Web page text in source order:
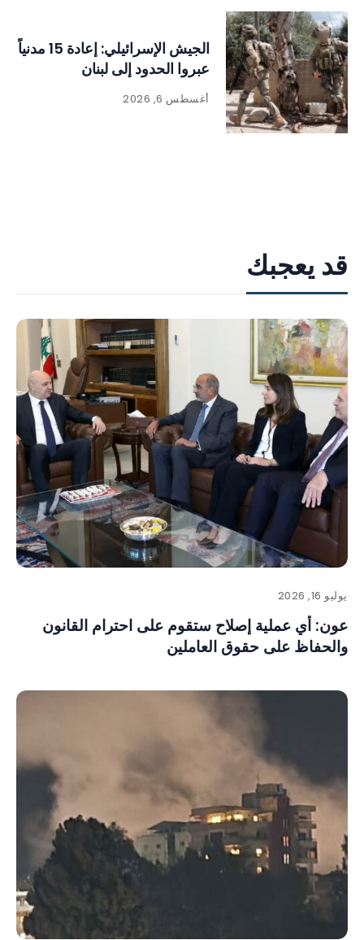
الجيش الإسرائيلي: إعادة 15 مدنياً
عبروا الحدود إلى لبنان
أغسطس 6, 2026
قد يعجبك
يوليو 16, 2026
عون: أي عملية إصلاح ستقوم على احترام القانون
والحفاظ على حقوق العاملين